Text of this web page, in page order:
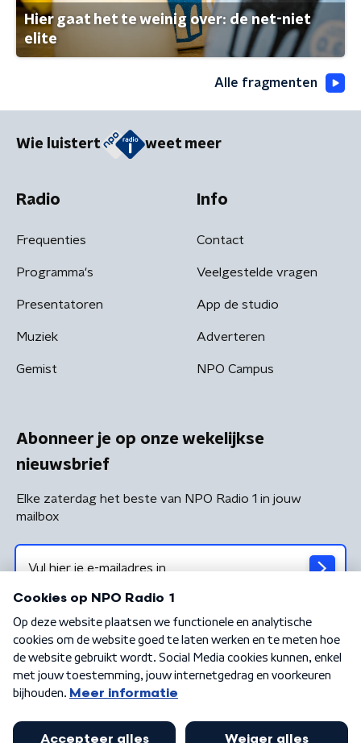
Hier gaat het te weinig over: de net-niet
elite
Alle fragmenten
Wie luistert weet meer
Radio
Frequenties
Programma's
Presentatoren
Muziek
Gemist
Info
Contact
Veelgestelde vragen
App de studio
Adverteren
NPO Campus
Abonneer je op onze wekelijkse
nieuwsbrief
Elke zaterdag het beste van NPO Radio 1 in jouw
mailbox
Algemene voorwaarden Privacybeleid